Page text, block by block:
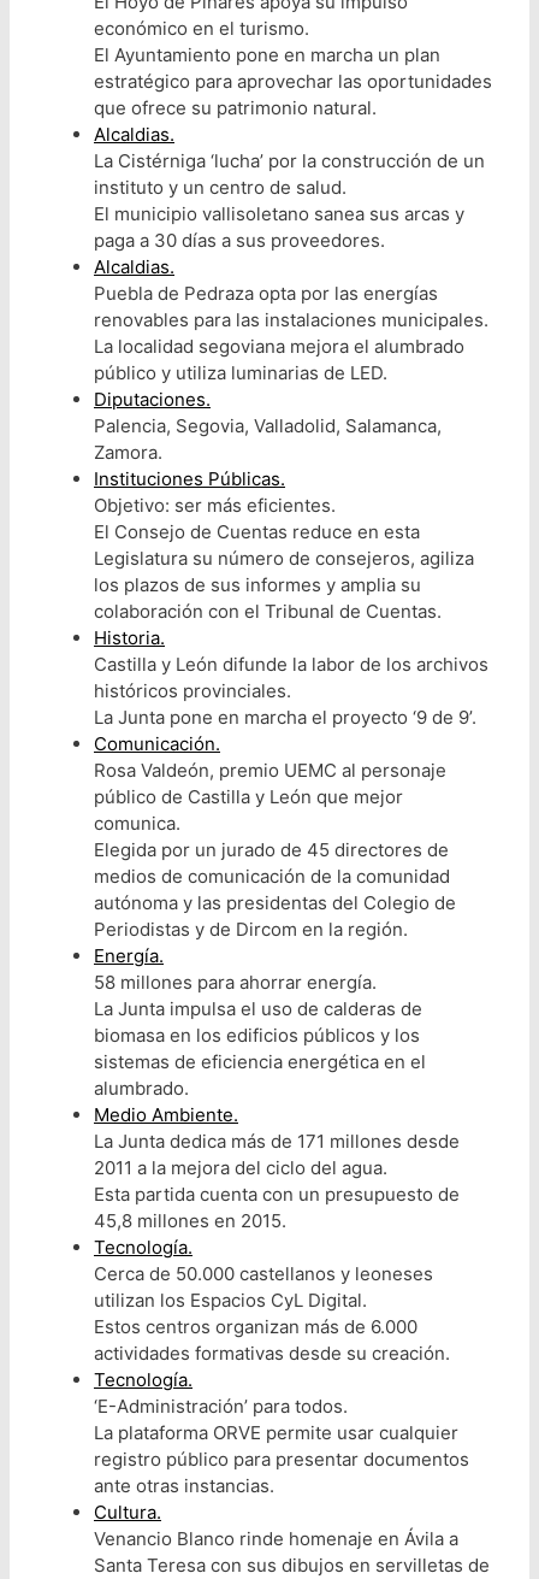
económico en el turismo.
El Ayuntamiento pone en marcha un plan
estratégico para aprovechar las oportunidades
que ofrece su patrimonio natural.
Alcaldias.
La Cistérniga ‘lucha’ por la construcción de un
instituto y un centro de salud.
El municipio vallisoletano sanea sus arcas y
paga a 30 días a sus proveedores.
Alcaldias.
Puebla de Pedraza opta por las energías
renovables para las instalaciones municipales.
La localidad segoviana mejora el alumbrado
público y utiliza luminarias de LED.
Diputaciones.
Palencia, Segovia, Valladolid, Salamanca,
Zamora.
Instituciones Públicas.
Objetivo: ser más eficientes.
El Consejo de Cuentas reduce en esta
Legislatura su número de consejeros, agiliza
los plazos de sus informes y amplia su
colaboración con el Tribunal de Cuentas.
Historia.
Castilla y León difunde la labor de los archivos
históricos provinciales.
La Junta pone en marcha el proyecto ‘9 de 9’.
Comunicación.
Rosa Valdeón, premio UEMC al personaje
público de Castilla y León que mejor
comunica.
Elegida por un jurado de 45 directores de
medios de comunicación de la comunidad
autónoma y las presidentas del Colegio de
Periodistas y de Dircom en la región.
Energía.
58 millones para ahorrar energía.
La Junta impulsa el uso de calderas de
biomasa en los edificios públicos y los
sistemas de eficiencia energética en el
alumbrado.
Medio Ambiente.
La Junta dedica más de 171 millones desde
2011 a la mejora del ciclo del agua.
Esta partida cuenta con un presupuesto de
45,8 millones en 2015.
Tecnología.
Cerca de 50.000 castellanos y leoneses
utilizan los Espacios CyL Digital.
Estos centros organizan más de 6.000
actividades formativas desde su creación.
Tecnología.
‘E-Administración’ para todos.
La plataforma ORVE permite usar cualquier
registro público para presentar documentos
ante otras instancias.
Cultura.
Venancio Blanco rinde homenaje en Ávila a
Santa Teresa con sus dibujos en servilletas de